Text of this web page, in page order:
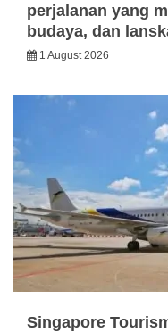
perjalanan yang
budaya, dan
1 August 2026
Singapore